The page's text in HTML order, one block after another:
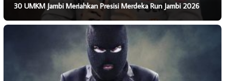
30 UMKM Jambi Meriahkan Presisi Merdeka Run Jambi 2026